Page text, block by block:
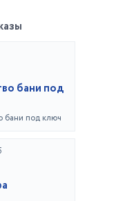
бани под
бани под ключ